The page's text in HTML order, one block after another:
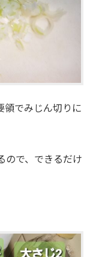
領でみじん切りに
ので、できるだけ